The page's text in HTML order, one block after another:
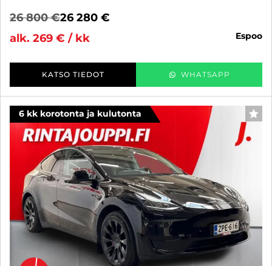
26 800 €26 280 €
alk. 269 € / kk
espoo
KATSO TIEDOT WHATSAPP
6 kk korotonta ja kulutonta